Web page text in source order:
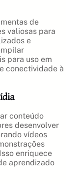
de
valiosas para
e
para uso em
conectividade à
conteúdo
desenvolver
vídeos
enriquece
aprendizado